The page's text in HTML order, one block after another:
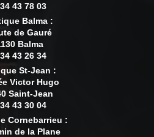
43 78 03
Balma :
de Gauré
Balma
43 26 34
St-Jean :
Victor Hugo
Saint-Jean
43 30 04
Cornebarrieu :
de la Plane